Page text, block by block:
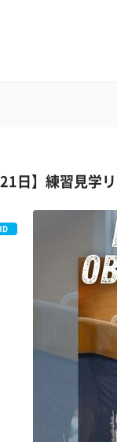
21日】練習見学